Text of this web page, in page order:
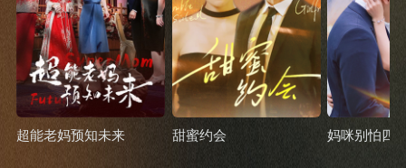
超能老妈预知未来 甜蜜约会 妈咪别怕四